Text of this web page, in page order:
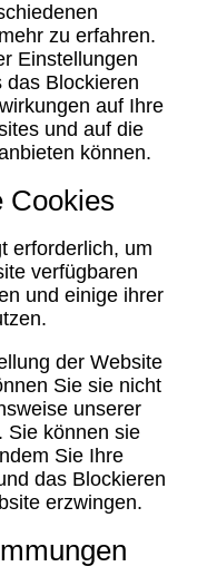
zu erfahren.
Einstellungen
das Blockieren
auf Ihre
und auf die
können.
Cookies
erforderlich, um
verfügbaren
und einige ihrer
der Website
Sie sie nicht
unserer
Sie können sie
Sie Ihre
das Blockieren
erzwingen.